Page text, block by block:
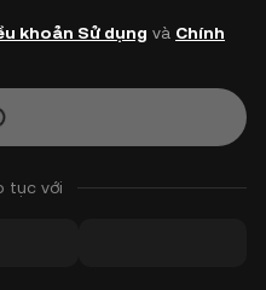
khoản Sử dụng và Chính
tục với